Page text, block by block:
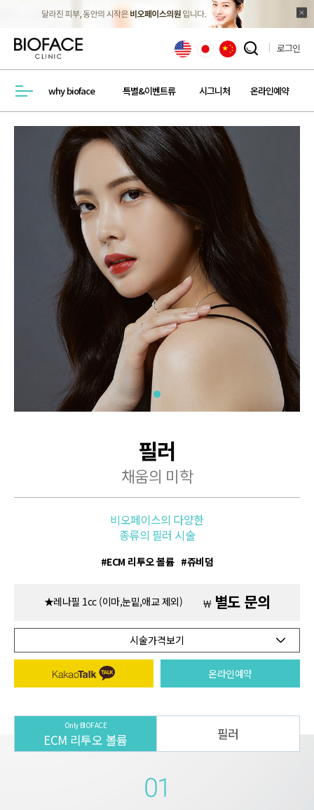
검색창 열기
로그인
메뉴열기why bioface 특별&이벤트류 시그니처 온라인예약
필러
채움의 미학
비오페이스의 다양한
종류의 필러 시술
ECM 리투오 볼륨 쥬비덤
★레나필 1cc (이마,눈밑,애교 제외) ￦ 별도 문의
시술가격보기
온라인예약
Only BIOFACE
ECM 리투오 볼륨 필러